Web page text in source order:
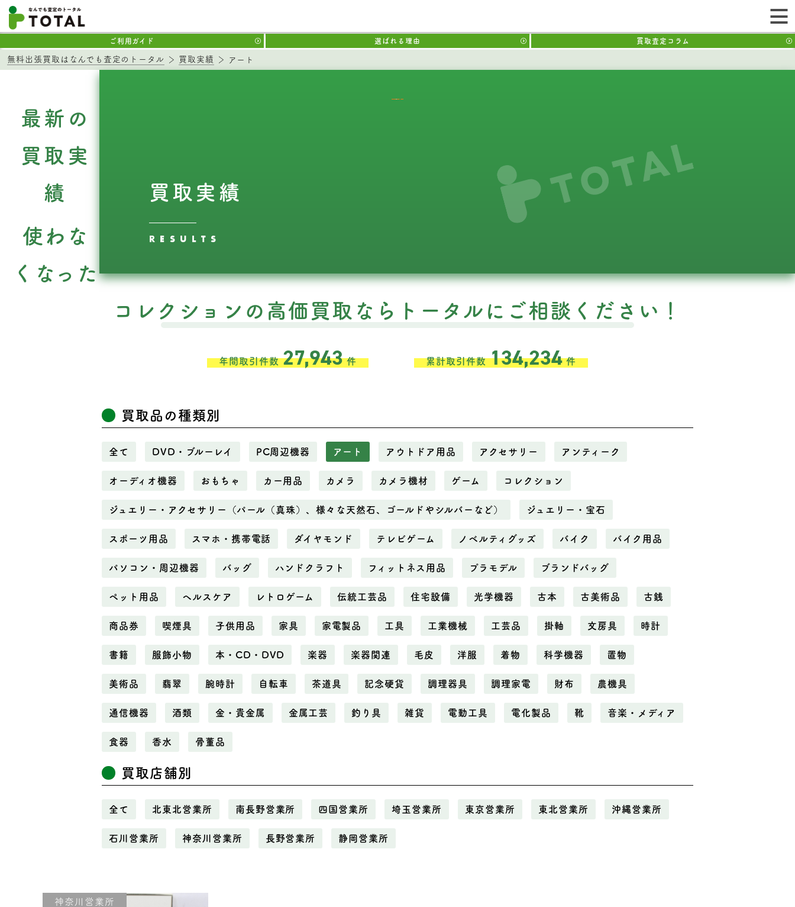
ご利用ガイド 選ばれる理由 買取査定コラム
無料出張買取はなんでも査定のトータル 買取実績 アート
買取実績
RESULTS
最新の
買取実
績
使わな
くなった
コレクションの高価買取ならトータルにご相談ください！
年間取引件数27,943件 累計取引件数134,234件
買取品の種類別
全て DVD・ブルーレイ PC周辺機器 アート アウトドア用品 アクセサリー アンティーク
オーディオ機器 おもちゃ カー用品 カメラ カメラ機材 ゲーム コレクション
ジュエリー・アクセサリー（パール（真珠）、様々な天然石、ゴールドやシルバーなど） ジュエリー・宝石
スポーツ用品 スマホ・携帯電話 ダイヤモンド テレビゲーム ノベルティグッズ バイク バイク用品
パソコン・周辺機器 バッグ ハンドクラフト フィットネス用品 プラモデル ブランドバッグ
ペット用品 ヘルスケア レトロゲーム 伝統工芸品 住宅設備 光学機器 古本 古美術品 古銭
商品券 喫煙具 子供用品 家具 家電製品 工具 工業機械 工芸品 掛軸 文房具 時計
書籍 服飾小物 本・CD・DVD 楽器 楽器関連 毛皮 洋服 着物 科学機器 置物
美術品 翡翠 腕時計 自転車 茶道具 記念硬貨 調理器具 調理家電 財布 農機具
通信機器 酒類 金・貴金属 金属工芸 釣り具 雑貨 電動工具 電化製品 靴 音楽・メディア
食器 香水 骨董品
買取店舗別
全て 北東北営業所 南長野営業所 四国営業所 埼玉営業所 東京営業所 東北営業所 沖縄営業所
石川営業所 神奈川営業所 長野営業所 静岡営業所
神奈川営業所